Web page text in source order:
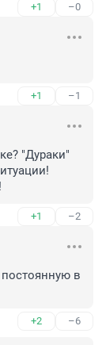
+1 –0
+1 –1
"Дураки"
+1 –2
в
+2 –6